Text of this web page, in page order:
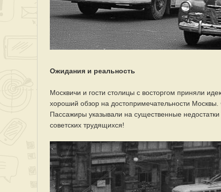
Ожидания и реальность
Москвичи и гости столицы с восторгом приняли
хороший обзор на достопримечательности
Пассажиры указывали на существенные
советских трудящихся!